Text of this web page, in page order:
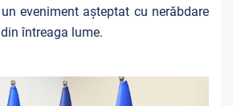
eveniment așteptat cu nerăbdare
întreaga lume.